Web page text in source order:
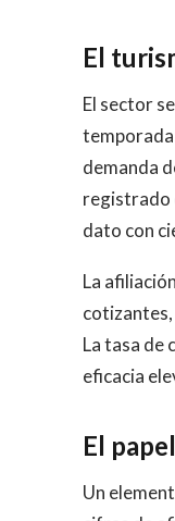
El
El sector
temporada
demanda
registrado
dato con
La
La tasa de
eficacia
El
Un